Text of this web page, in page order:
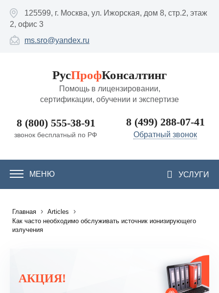
125599, г. Москва, ул. Ижорская, дом 8, стр.2, этаж
2, офис 3
ms.sro@yandex.ru
РусПрофКонсалтинг
Помощь в лицензировании,
сертификации, обучении и экспертизе
8 (800) 555-38-91
звонок бесплатный по РФ
8 (499) 288-07-41
Обратный звонок
МЕНЮ УСЛУГИ
Главная › Articles ›
Как часто необходимо обслуживать источник ионизирующего
излучения
АКЦИЯ!